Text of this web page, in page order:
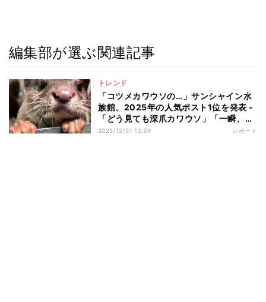
編集部が選ぶ関連記事
トレンド
「コツメカワウソの…」サンシャイン水
族館、2025年の人気ポスト1位を発表 -
「どう見ても深爪カワウソ」「一瞬、人
の手だと思ってドキドキ」
2025/12/31 12:09 レポート